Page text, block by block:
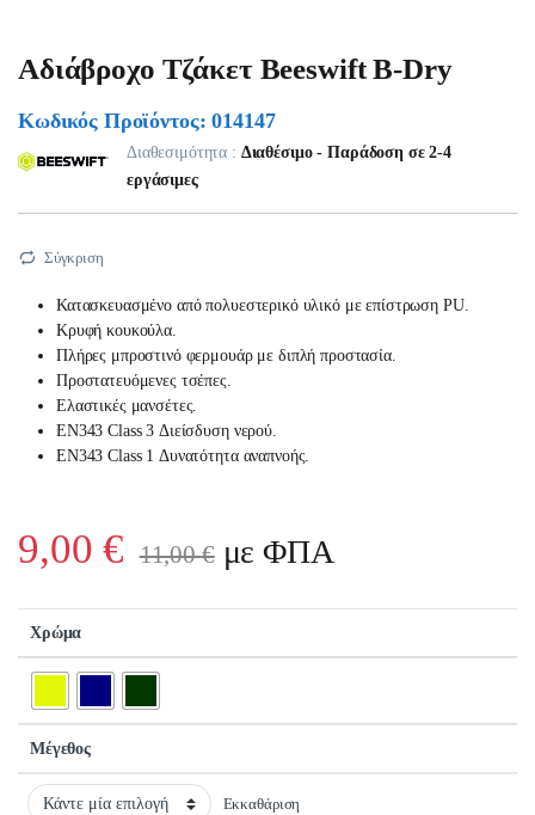
Αδιάβροχο Τζάκετ Beeswift B-Dry
Κωδικός Προϊόντος: 014147
Διαθεσιμότητα : Διαθέσιμο - Παράδοση σε 2-4
εργάσιμες
Σύγκριση
Κατασκευασμένο από πολυεστερικό υλικό με επίστρωση PU.
Κρυφή κουκούλα.
Πλήρες μπροστινό φερμουάρ με διπλή προστασία.
Προστατευόμενες τσέπες.
Ελαστικές μανσέτες.
EN343 Class 3 Διείσδυση νερού.
EN343 Class 1 Δυνατότητα αναπνοής.
9,00€ 11,00€με ΦΠΑ
Χρώμα
Μέγεθος
Εκκαθάριση